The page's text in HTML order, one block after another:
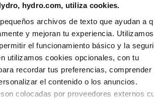
hydro.com, utiliza cookies.
archivos de texto que ayudan a
y mejoran tu experiencia.
el funcionamiento básico y la
utilizamos cookies opcionales, con tu
recordar tus preferencias, comprender
el contenido o los anuncios.
colocadas por proveedores externos
que servimos
y edificación
y de altamar
de paneles